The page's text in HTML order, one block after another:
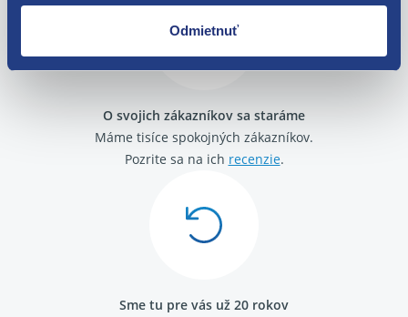
Odmietnuť
O svojich zákazníkov sa staráme
Máme tisíce spokojných zákazníkov.
Pozrite sa na ich recenzie.
Sme tu pre vás už 20 rokov